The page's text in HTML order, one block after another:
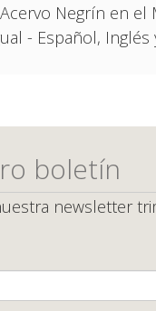
Negrín en
- Español, Inglés
boletín
newsletter